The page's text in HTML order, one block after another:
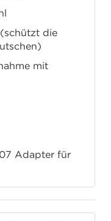
die
mit
Adapter für